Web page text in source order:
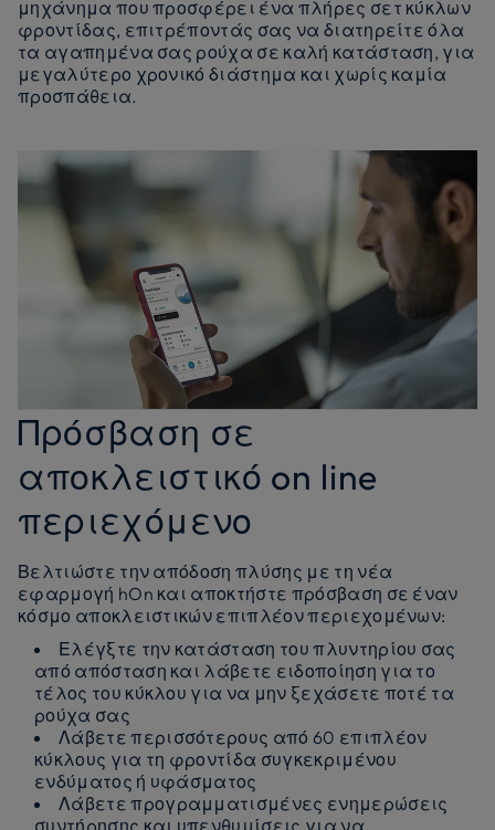
μηχάνημα που προσφέρει ένα πλήρες σετ κύκλων
φροντίδας, επιτρέποντάς σας να διατηρείτε όλα
τα αγαπημένα σας ρούχα σε καλή κατάσταση, για
μεγαλύτερο χρονικό διάστημα και χωρίς καμία
προσπάθεια.
Πρόσβαση σε
αποκλειστικό on line
περιεχόμενο
Βελτιώστε την απόδοση πλύσης με τη νέα
εφαρμογή hOn και αποκτήστε πρόσβαση σε έναν
κόσμο αποκλειστικών επιπλέον περιεχομένων:
Ελέγξτε την κατάσταση του πλυντηρίου σας
από απόσταση και λάβετε ειδοποίηση για το
τέλος του κύκλου για να μην ξεχάσετε ποτέ τα
ρούχα σας
Λάβετε περισσότερους από 60 επιπλέον
κύκλους για τη φροντίδα συγκεκριμένου
ενδύματος ή υφάσματος
Λάβετε προγραμματισμένες ενημερώσεις
συντήρησης και υπενθυμίσεις για να